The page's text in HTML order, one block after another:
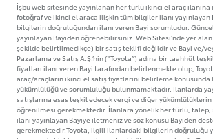
İşbu web sitesinde yayınlanan her türlü ikinci el araç ilanına
fotoğraf ve ikinci el araca ilişkin tüm bilgiler ilanı yayınlayan
bilgilerin doğruluğundan ilanı veren Bayi sorumludur.
yayınlayan Bayiden öğrenebilirsiniz. Web Sitesi'nde yer
şekilde belirtilmedikçe) bir satış teklifi değildir ve Bayi ve/
Pazarlama ve Satış A.Ş.’nin ("Toyota”) adına bir taahhüt
fiyatları ilanı veren Bayi tarafından belirlenmekte olup,
araç/araçların ikinci el satış fiyatlarını belirleme konusunda
yükümlülüğü ve sorumluluğu bulunmamaktadır. İlanlarda
satışlarına esas teşkil edecek vergi ve diğer
öğrenilmesi gerekmektedir. İlanlara yönelik her türlü, talep,
ilanı yayınlayan Bayiye iletmeniz ve söz konusu Bayiden
gerekmektedir.Toyota, ilgili ilanlardaki bilgilerin doğruluğu